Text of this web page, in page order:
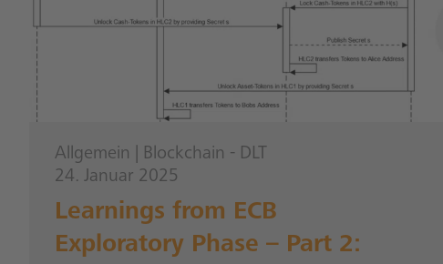
Allgemein
Blockchain - DLT
24. Januar 2025
Learnings from ECB
Exploratory Phase – Part 2: